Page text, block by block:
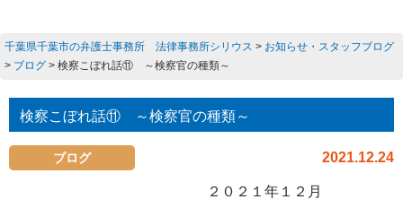
千葉県千葉市の弁護士事務所 法律事務所シリウス > お知らせ・スタッフブログ
> ブログ > 検察こぼれ話⑪ ～検察官の種類～
検察こぼれ話⑪ ～検察官の種類～
2021.12.24
ブログ
２０２１年１２月